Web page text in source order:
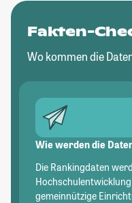
Fakten-
Wo kommen die
Wie werden die
Die Rankingdaten
gemeinnützige